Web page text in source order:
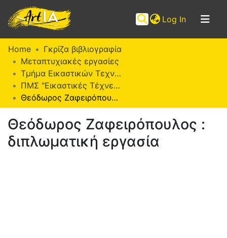
Log In (current)
Communities
Collections
Browse ArtIA
Statistics
Home
Γκρίζα βιβλιογραφία
Μεταπτυχιακές εργασίες
Τμήμα Εικαστικών Τεχνών
ΠΜΣ "Εικαστικές Τέχνες" (ΜΕΤ)
Θεόδωρος Ζαφειρόπουλος : διπλωματική εργασία
Θεόδωρος Ζαφειρόπουλος :
διπλωματική εργασία